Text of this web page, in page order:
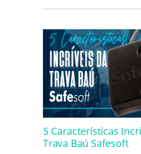
5 Características
Trava Baú Safesoft